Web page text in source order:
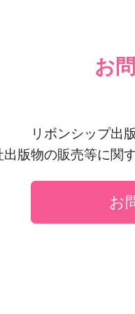
お
リボンシップ出
出版物の販売等に関
お